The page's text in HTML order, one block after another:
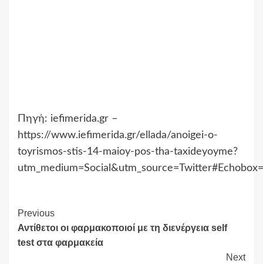
Πηγή: iefimerida.gr –
https://www.iefimerida.gr/ellada/anoigei-o-
toyrismos-stis-14-maioy-pos-tha-taxideyoyme?
Continue
Reading
Previous
Αντίθετοι οι φαρμακοποιοί με τη διενέργεια self
test στα φαρμακεία
Next